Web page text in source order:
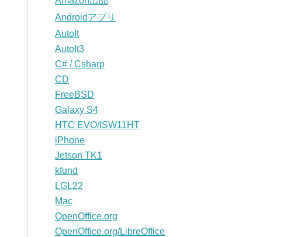
Androidアプリ
AutoIt
AutoIt3
C# / Csharp
CD
FreeBSD
Galaxy S4
HTC EVO/ISW11HT
iPhone
Jetson TK1
kfund
LGL22
Mac
OpenOffice.org
OpenOffice.org/LibreOffice